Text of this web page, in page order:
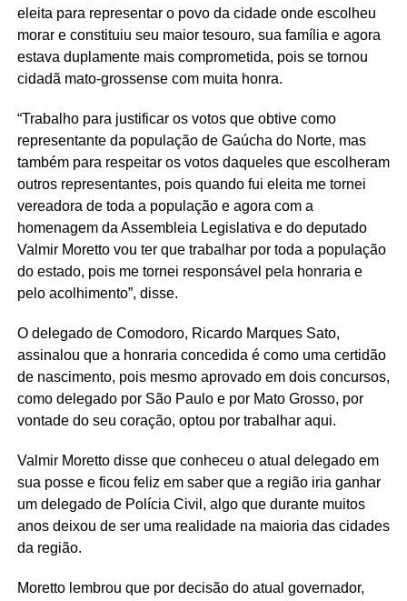
eleita para representar o povo da cidade onde escolheu
morar e constituiu seu maior tesouro, sua família e agora
estava duplamente mais comprometida, pois se tornou
cidadã mato-grossense com muita honra.
“Trabalho para justificar os votos que obtive como
representante da população de Gaúcha do Norte, mas
também para respeitar os votos daqueles que escolheram
outros representantes, pois quando fui eleita me tornei
vereadora de toda a população e agora com a
homenagem da Assembleia Legislativa e do deputado
Valmir Moretto vou ter que trabalhar por toda a população
do estado, pois me tornei responsável pela honraria e
pelo acolhimento”, disse.
O delegado de Comodoro, Ricardo Marques Sato,
assinalou que a honraria concedida é como uma certidão
de nascimento, pois mesmo aprovado em dois concursos,
como delegado por São Paulo e por Mato Grosso, por
vontade do seu coração, optou por trabalhar aqui.
Valmir Moretto disse que conheceu o atual delegado em
sua posse e ficou feliz em saber que a região iria ganhar
um delegado de Polícia Civil, algo que durante muitos
anos deixou de ser uma realidade na maioria das cidades
da região.
Moretto lembrou que por decisão do atual governador,